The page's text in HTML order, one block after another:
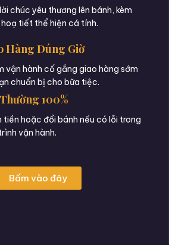
chúc yêu thương lên bánh, kèm
tiết thể hiện cá tính.
Hàng Đúng Giờ
vận hành cố gắng giao hàng sớm
chuẩn bị cho bữa tiệc.
100%
tiền hoặc đổi bánh nếu có lỗi trong
vận hành.
Bấm vào đây